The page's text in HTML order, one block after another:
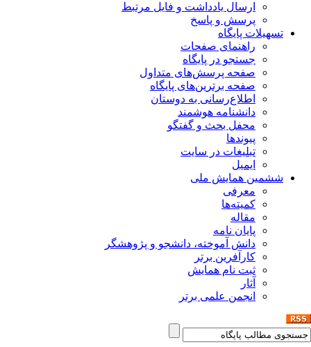
ارسال یادداشت و فایل مرتبط
پرسش و پاسخ
تسهیلات پایگاه
راهنمای صفحات
جستجو در پایگاه
صفحه پرسش‌های متداول
صفحه برترین‌های پایگاه
اطلاع‌رسانی به دوستان
دانشنامه هوشمند
محفل بحث و گفتگو
پیوندها
تبلیغات در سایت
ایمیل
ششمین همایش ملی
معرفی
کمیته‌ها
مقاله
پایان نامه
دانش آموخته، دانشجو و پژوهشگر
کارآفرین برتر
ثبت نام همایش
آثار
انجمن علمی برتر